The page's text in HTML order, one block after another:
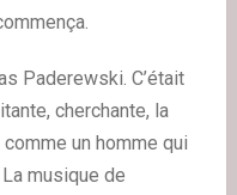
Paderewski. C’était
cherchante, la
un homme qui
musique de